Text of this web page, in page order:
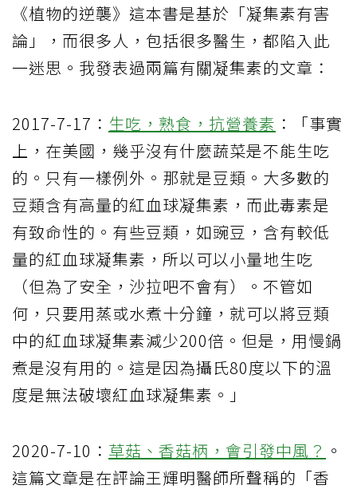
《植物的逆襲》這本書是基於「凝集素有害
論」，而很多人，包括很多醫生，都陷入此
一迷思。我發表過兩篇有關凝集素的文章：
2017-7-17： 生吃，熟食，抗營養素 ：「事實
上，在美國，幾乎沒有什麼蔬菜是不能生吃
的。只有一樣例外。那就是豆類。大多數的
豆類含有高量的紅血球凝集素，而此毒素是
有致命性的。有些豆類，如豌豆，含有較低
量的紅血球凝集素，所以可以小量地生吃
（但為了安全，沙拉吧不會有）。不管如
何，只要用蒸或水煮十分鐘，就可以將豆類
中的紅血球凝集素減少200倍。但是，用慢鍋
煮是沒有用的。這是因為攝氏80度以下的溫
度是無法破壞紅血球凝集素。」
2020-7-10： 草菇、香菇柄，會引發中風？ 。
這篇文章是在評論王輝明醫師所聲稱的「香